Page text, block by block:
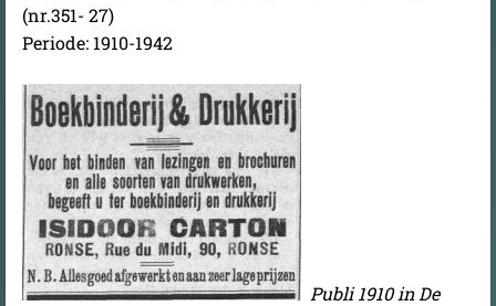
(nr.351- 27)
Periode: 1910-1942
Publi 1910 in De